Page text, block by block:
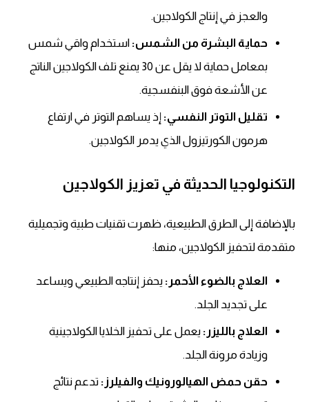
والعجز في إنتاج الكولاجين.
حماية البشرة من الشمس: استخدام واقي شمس
بمعامل حماية لا يقل عن 30 يمنع تلف الكولاجين الناتج
عن الأشعة فوق البنفسجية.
تقليل التوتر النفسي: إذ يساهم التوتر في ارتفاع
هرمون الكورتيزول الذي يدمر الكولاجين.
التكنولوجيا الحديثة في تعزيز الكولاجين
بالإضافة إلى الطرق الطبيعية، ظهرت تقنيات طبية وتجميلية
متقدمة لتحفيز الكولاجين، منها:
العلاج بالضوء الأحمر: يحفز إنتاجه الطبيعي ويساعد
على تجديد الجلد.
العلاج بالليزر: يعمل على تحفيز الخلايا الكولاجينية
وزيادة مرونة الجلد.
حقن حمض الهيالورونيك والفيلرز: تدعم نتائج